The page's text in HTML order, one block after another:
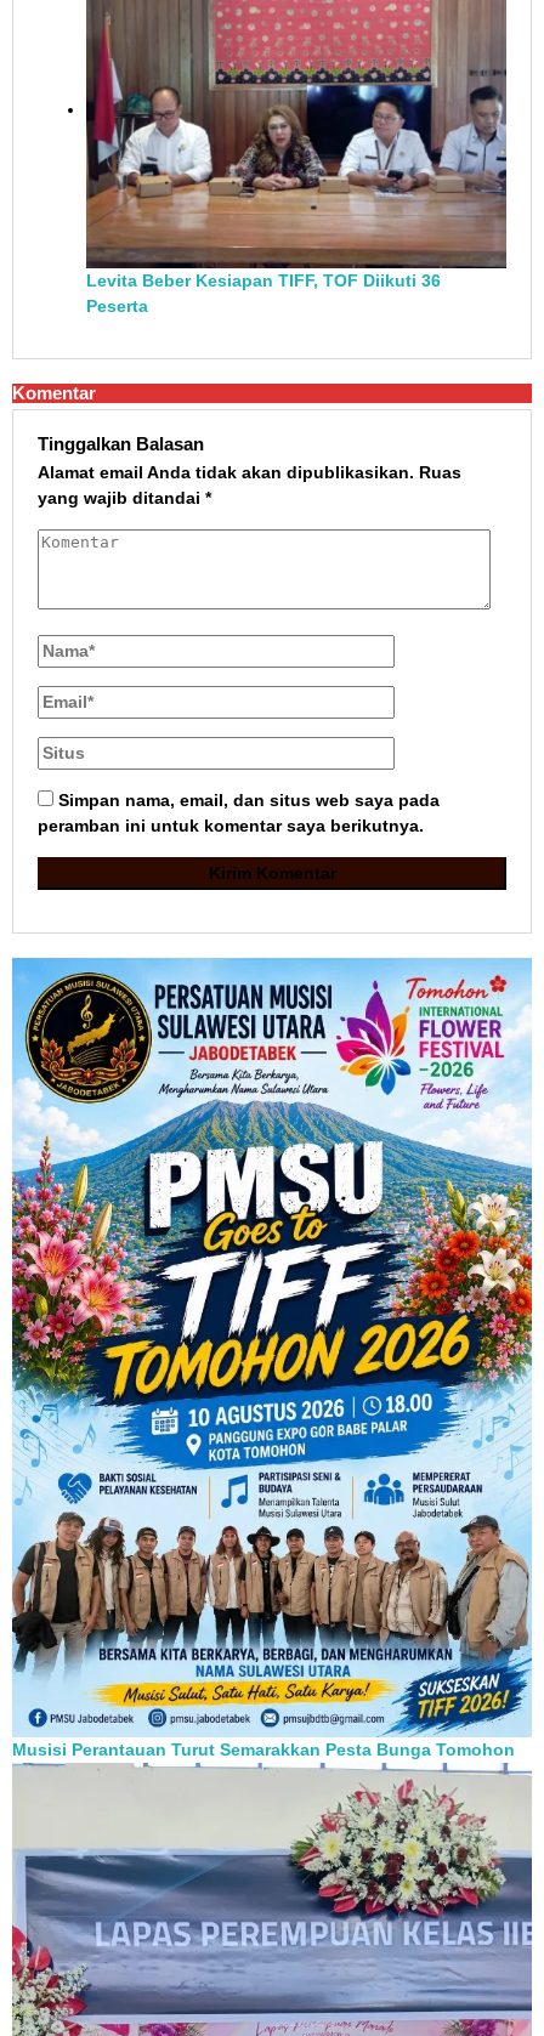
Levita Beber Kesiapan TIFF, TOF Diikuti 36
Peserta
Komentar
Tinggalkan Balasan
Alamat email Anda tidak akan dipublikasikan. Ruas
yang wajib ditandai *
Simpan nama, email, dan situs web saya pada
peramban ini untuk komentar saya berikutnya.
Musisi Perantauan Turut Semarakkan Pesta Bunga Tomohon